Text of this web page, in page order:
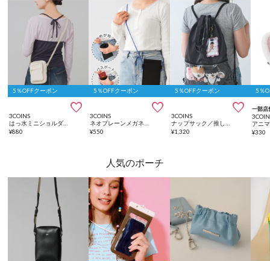
5％OFFクーポン

3COINS
¥880
5％OFFクーポン

3COINS
¥550
5％OFFクーポン

3COINS
¥1,320
5％
一部店
¥330
人気のポーチ